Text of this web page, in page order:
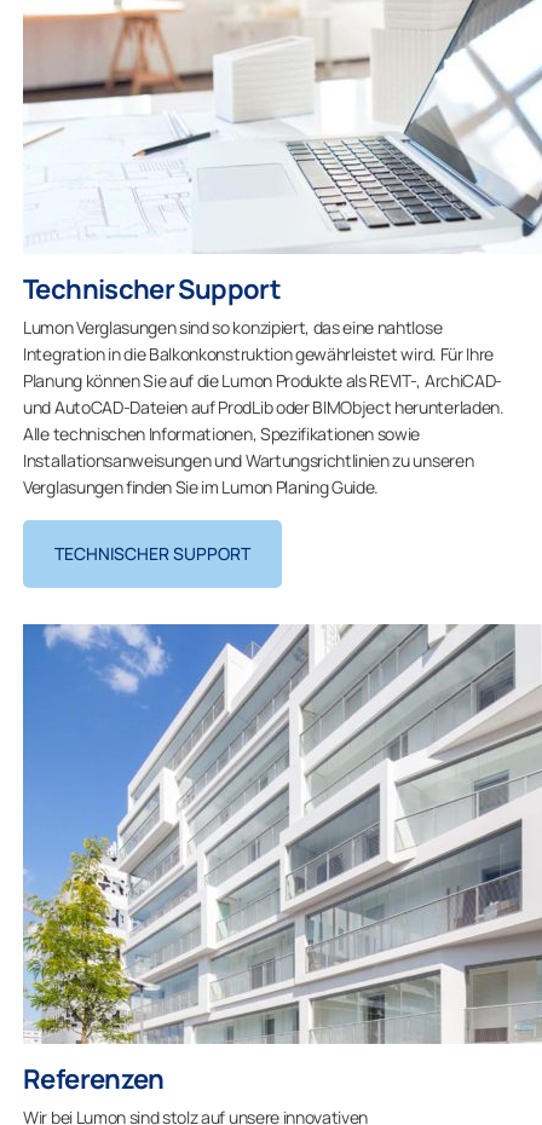
Technischer Support
Lumon Verglasungen sind so konzipiert, das eine nahtlose
Integration in die Balkonkonstruktion gewährleistet wird. Für Ihre
Planung können Sie auf die Lumon Produkte als REVIT-, ArchiCAD-
und AutoCAD-Dateien auf ProdLib oder BIMObject herunterladen.
Alle technischen Informationen, Spezifikationen sowie
Installationsanweisungen und Wartungsrichtlinien zu unseren
Verglasungen finden Sie im Lumon Planing Guide.
TECHNISCHER SUPPORT
Referenzen
Wir bei Lumon sind stolz auf unsere innovativen